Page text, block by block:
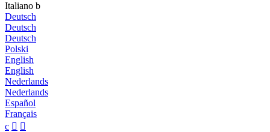
Italiano b
Deutsch
Deutsch
Deutsch
Polski
English
English
Nederlands
Nederlands
Español
Français
c  